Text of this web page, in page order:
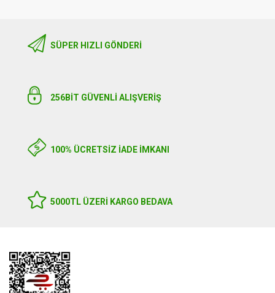
SÜPER HIZLI GÖNDERI
256BIT GÜVENLİ ALIŞVERİŞ
100% ÜCRETSİZ İADE İMKANI
5000TL ÜZERI KARGO BEDAVA